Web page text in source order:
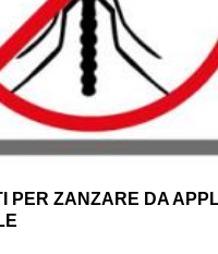
PER ZANZARE DA